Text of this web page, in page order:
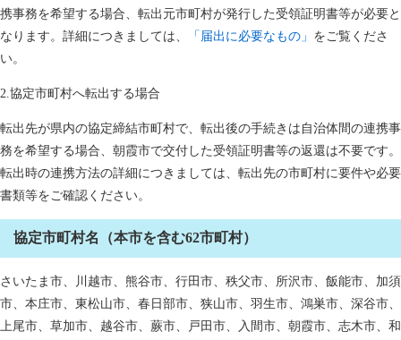
携事務を希望する場合、転出元市町村が発行した受領証明書等が必要と
なります。詳細につきましては、
「届出に必要なもの」 をご覧くださ
い。
2.協定市町村へ転出する場合
転出先が県内の協定締結市町村で、転出後の手続きは自治体間の連携事
務を希望する場合、朝霞市で交付した受領証明書等の返還は不要です。
転出時の連携方法の詳細につきましては、転出先の市町村に要件や必要
書類等をご確認ください。
協定市町村名（本市を含む62市町村）
さいたま市、川越市、熊谷市、行田市、秩父市、所沢市、飯能市、加須
市、本庄市、東松山市、春日部市、狭山市、羽生市、鴻巣市、深谷市、
上尾市、草加市、越谷市、蕨市、戸田市、入間市、朝霞市、志木市、和